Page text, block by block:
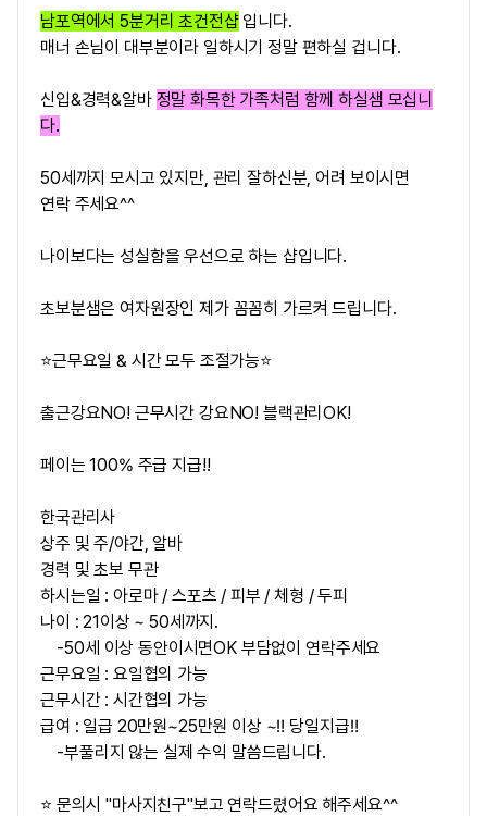
남포역에서 5분거리 초건전샵입니다.
매너 손님이 대부분이라 일하시기 정말 편하실 겁니다.
신입&경력&알바 정말 화목한 가족처럼 함께 하실샘 모십니
다.
50세까지 모시고 있지만, 관리 잘하신분, 어려 보이시면
연락 주세요^^
나이보다는 성실함을 우선으로 하는 샵입니다.
초보분샘은 여자원장인 제가 꼼꼼히 가르켜 드립니다.
⭐근무요일 & 시간 모두 조절가능⭐
출근강요NO! 근무시간 강요NO! 블랙관리OK!
페이는 100% 주급 지급!!
한국관리사
상주 및 주/야간, 알바
경력 및 초보 무관
하시는일 : 아로마 / 스포츠 / 피부 / 체형 / 두피
나이 : 21이상 ~ 50세까지.
-50세 이상 동안이시면OK 부담없이 연락주세요
근무요일 : 요일협의 가능
근무시간 : 시간협의 가능
급여 : 일급 20만원~25만원 이상 ~‼ 당일지급‼
-부풀리지 않는 실제 수익 말씀드립니다.
⭐ 문의시 "마사지친구"보고 연락드렸어요 해주세요^^